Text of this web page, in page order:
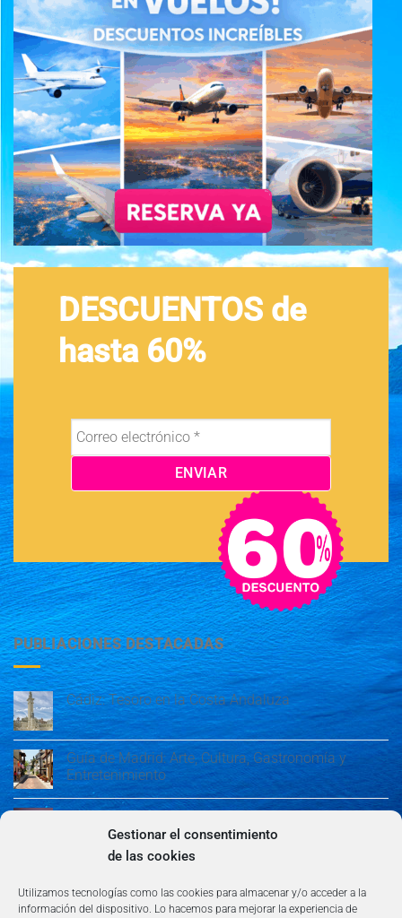
Gestionar el consentimiento
de las cookies
Utilizamos tecnologías como las cookies para almacenar y/o acceder a la
información del dispositivo. Lo hacemos para mejorar la experiencia de
DESCUENTOS de
hasta 60%
PUBLIACIONES DESTACADAS
Cádiz: Tesoro en la Costa Andaluza
Guía de Madrid: Arte, Cultura, Gastronomía y
Entretenimiento
Guía de Madrid: Arte, Cultura, Gastronomía y
Entretenimiento